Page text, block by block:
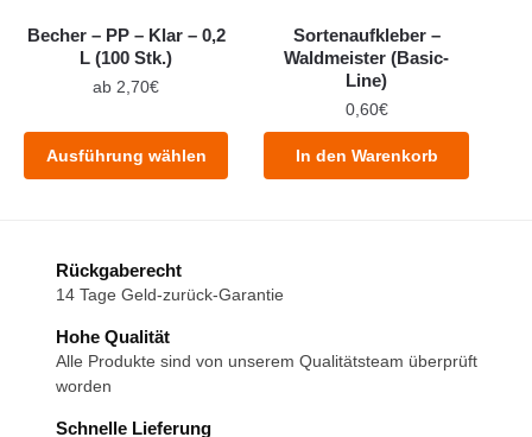
Produktseite
gewählt
werden
Produktseite
gewählt
werden
Becher – PP – Klar – 0,2
L (100 Stk.)
ab 2,70€
Ausführung wählen
Produkt
weist
auf.
Die
Optionen
können
Sortenaufkleber –
Waldmeister (Basic-
Line)
0,60€
In den Warenkorb
Rückgaberecht
14 Tage Geld-zurück-Garantie
Hohe Qualität
Alle Produkte sind von unserem Qualitätsteam überprüft
worden
Schnelle Lieferung